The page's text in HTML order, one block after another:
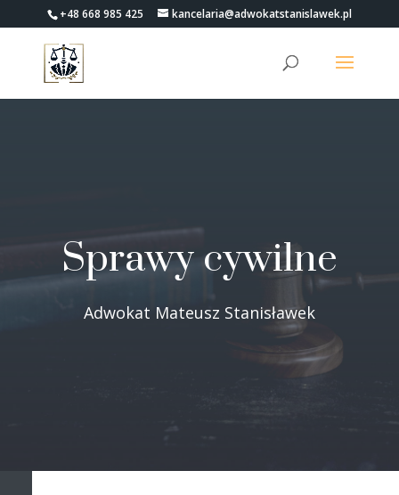
+48 668 985 425 kancelaria@adwokatstanislawek.pl
Sprawy cywilne
Adwokat Mateusz Stanisławek